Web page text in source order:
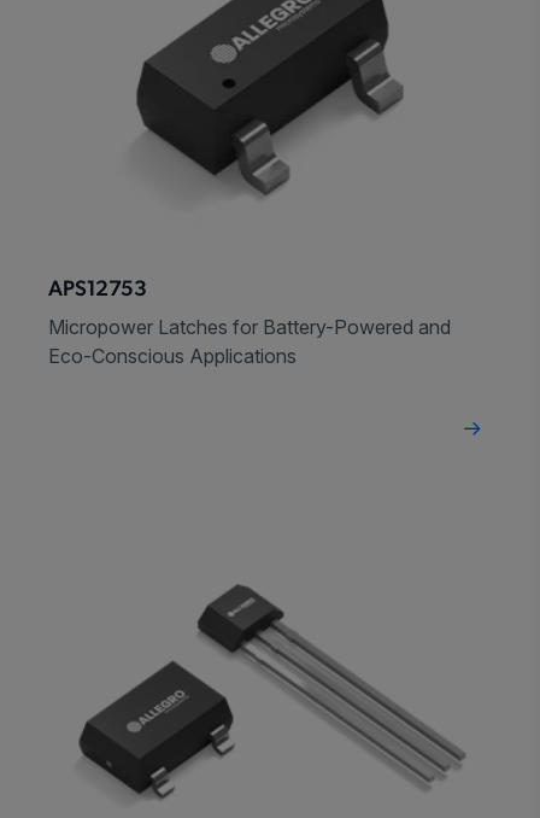
APS12753
Micropower Latches for Battery-Powered and
Eco-Conscious Applications